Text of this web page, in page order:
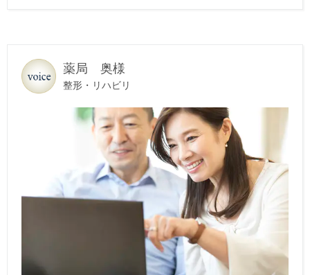
薬局 奥様
整形・リハビリ